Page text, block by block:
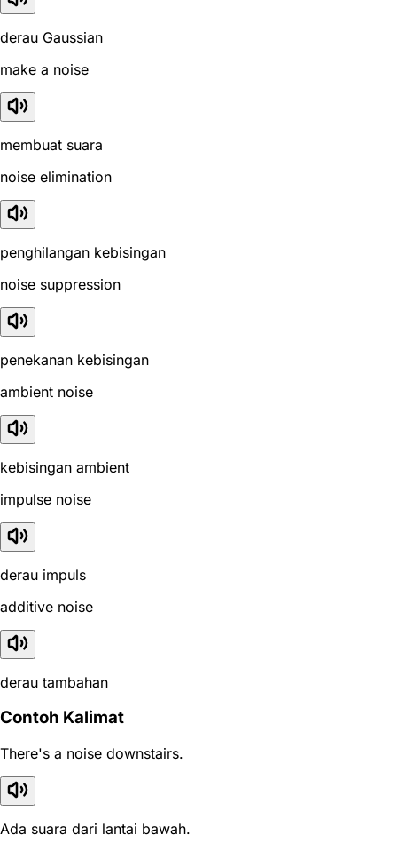
derau Gaussian
make a noise
membuat suara
noise elimination
penghilangan kebisingan
noise suppression
penekanan kebisingan
ambient noise
kebisingan ambient
impulse noise
derau impuls
additive noise
derau tambahan
Contoh Kalimat
There's a noise downstairs.
Ada suara dari lantai bawah.